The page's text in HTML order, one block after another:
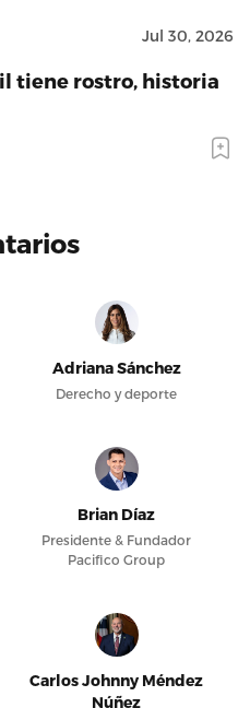
Jul 30, 2026
tiene rostro, historia
Adriana Sánchez
Derecho y deporte
Brian Díaz
Presidente & Fundador
Pacifico Group
Carlos Johnny Méndez
Núñez